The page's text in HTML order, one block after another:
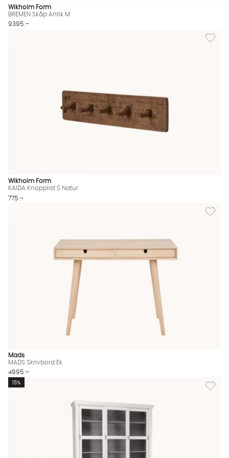
Wikholm Form
BREMEN Skåp Antik M
9395 :-
Lägg
Wikholm Form
KAIDA Knopplist S Natur
775 :-
Lägg
Mads
MADS Skrivbord Ek
4995 :-
Lägg
15%